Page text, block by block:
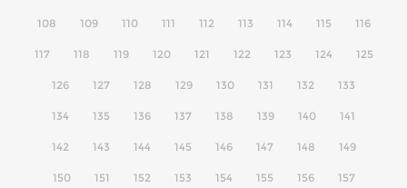
108 109 110 111 112 113 114 115 116
117 118 119 120 121 122 123 124 125
126 127 128 129 130 131 132 133
134 135 136 137 138 139 140 141
142 143 144 145 146 147 148 149
150 151 152 153 154 155 156 157